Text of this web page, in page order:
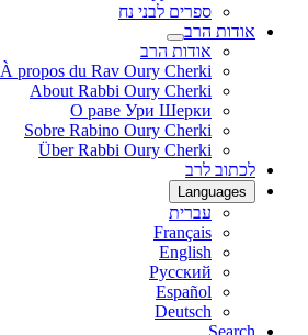
ספרים לבני נח
אודות הרב
אודות הרב
À propos du Rav Oury Cherki
About Rabbi Oury Cherki
О раве Ури Шерки
Sobre Rabino Oury Cherki
Über Rabbi Oury Cherki
לכתוב לרב
Languages
עברית
Français
English
Русский
Español
Deutsch
Search